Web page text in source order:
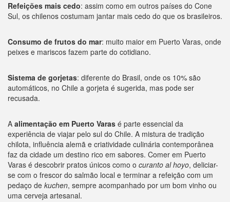
Refeições mais cedo: assim como em outros países do Cone
Sul, os chilenos costumam jantar mais cedo do que os brasileiros.
Consumo de frutos do mar: muito maior em Puerto Varas, onde
peixes e mariscos fazem parte do cotidiano.
Sistema de gorjetas: diferente do Brasil, onde os 10% são
automáticos, no Chile a gorjeta é sugerida, mas pode ser
recusada.
A alimentação em Puerto Varas é parte essencial da
experiência de viajar pelo sul do Chile. A mistura de tradição
chilota, influência alemã e criatividade culinária contemporânea
faz da cidade um destino rico em sabores. Comer em Puerto
Varas é descobrir pratos únicos como o curanto al hoyo, deliciar-
se com o frescor do salmão local e terminar a refeição com um
pedaço de kuchen, sempre acompanhado por um bom vinho ou
uma cerveja artesanal.